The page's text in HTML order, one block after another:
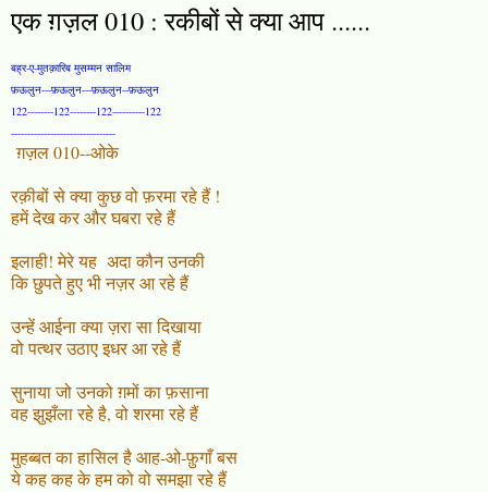
एक ग़ज़ल 010 : रकीबों से क्या आप ......
बह्र-ए-मुतक़ारिब मुसम्मन सालिम
फ़ऊलुन---फ़ऊलुन---फ़ऊलुन--फ़ऊलुन
122--------122--------122----------122
--------------------------------
ग़ज़ल 010--ओके
रक़ीबों से क्या कुछ वो फ़रमा रहे हैं !
हमें देख कर और घबरा रहे हैं
इलाही! मेरे यह अदा कौन उनकी
कि छुपते हुए भी नज़र आ रहे हैं
उन्हें आईना क्या ज़रा सा दिखाया
वो पत्थर उठाए इधर आ रहे हैं
सुनाया जो उनको ग़मों का फ़साना
वह झुझँला रहे है, वो शरमा रहे हैं
मुहब्बत का हासिल है आह-ओ-फ़ुगाँ बस
ये कह कह के हम को वो समझा रहे हैं